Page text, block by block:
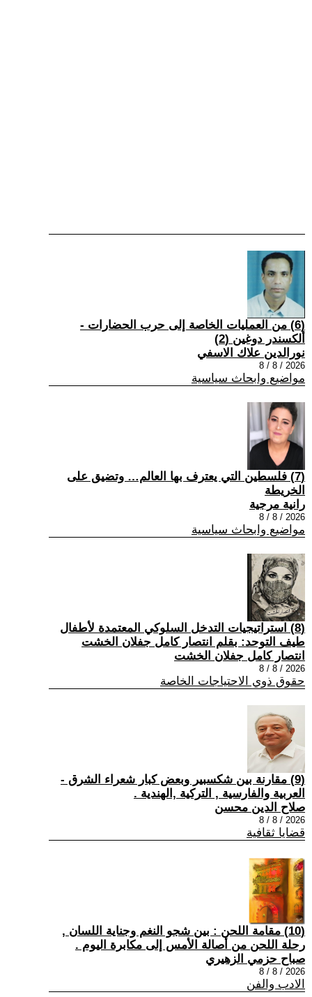
(6) من العمليات الخاصة إلى حرب الحضارات -
ألكسندر دوغين (2)
نورالدين علاك الاسفي
2026 / 8 / 8
مواضيع وابحاث سياسية
(7) فلسطين التي يعترف بها العالم… وتضيق على
الخريطة
رانية مرجية
2026 / 8 / 8
مواضيع وابحاث سياسية
(8) استراتيجيات التدخل السلوكي المعتمدة لأطفال
طيف التوحد: بقلم انتصار كامل جفلان الخشت
انتصار كامل جفلان الخشت
2026 / 8 / 8
حقوق ذوي الاحتياجات الخاصة
(9) مقارنة بين شكسبير وبعض كبار شعراء الشرق -
العربية والفارسية , التركية ,الهندية .
صلاح الدين محسن
2026 / 8 / 8
قضايا ثقافية
(10) مقامة اللحن : بين شجو النغم وجناية اللسان ,
رحلة اللحن من أصالة الأمس إلى مكابرة اليوم .
صباح حزمي الزهيري
2026 / 8 / 8
الادب والفن